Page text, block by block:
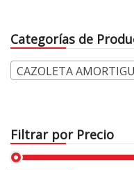
Categorías de
CAZOLETA
Filtrar por Precio